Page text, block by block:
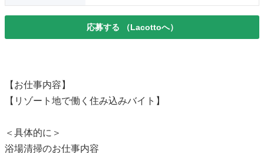
応募する （Lacottoへ）
【お仕事内容】
【リゾート地で働く住み込みバイト】
＜具体的に＞
浴場清掃のお仕事内容